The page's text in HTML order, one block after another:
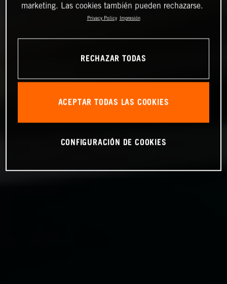
marketing. Las cookies también pueden rechazarse.
Privacy Policy Impresión
RECHAZAR TODAS
ACEPTAR TODAS LAS COOKIES
CONFIGURACIÓN DE COOKIES